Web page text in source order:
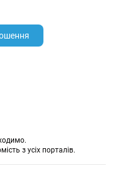
з усіх порталів.